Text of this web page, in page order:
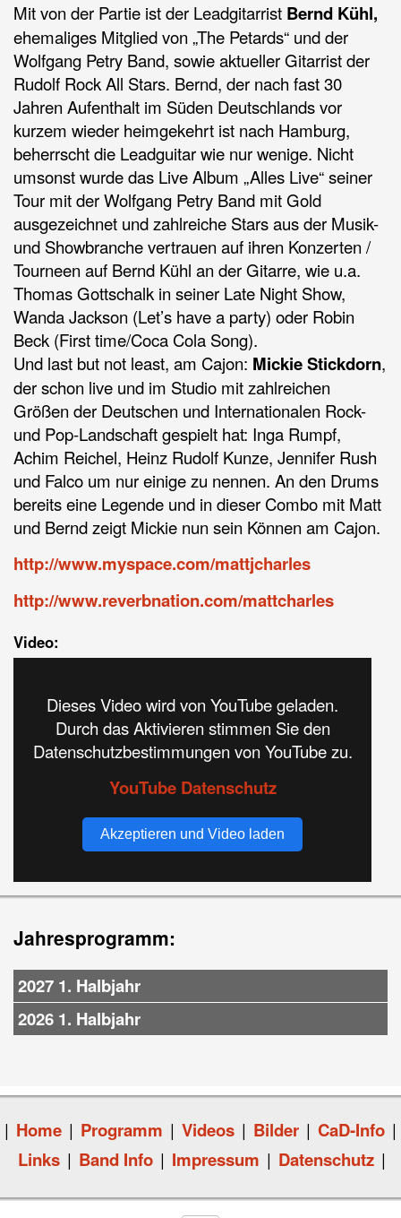
Mit von der Partie ist der Leadgitarrist Bernd Kühl,
ehemaliges Mitglied von „The Petards“ und der
Wolfgang Petry Band, sowie aktueller Gitarrist der
Rudolf Rock All Stars. Bernd, der nach fast 30
Jahren Aufenthalt im Süden Deutschlands vor
kurzem wieder heimgekehrt ist nach Hamburg,
beherrscht die Leadguitar wie nur wenige. Nicht
umsonst wurde das Live Album „Alles Live“ seiner
Tour mit der Wolfgang Petry Band mit Gold
ausgezeichnet und zahlreiche Stars aus der Musik-
und Showbranche vertrauen auf ihren Konzerten /
Tourneen auf Bernd Kühl an der Gitarre, wie u.a.
Thomas Gottschalk in seiner Late Night Show,
Wanda Jackson (Let’s have a party) oder Robin
Beck (First time/Coca Cola Song).
Und last but not least, am Cajon: Mickie Stickdorn,
der schon live und im Studio mit zahlreichen
Größen der Deutschen und Internationalen Rock-
und Pop-Landschaft gespielt hat: Inga Rumpf,
Achim Reichel, Heinz Rudolf Kunze, Jennifer Rush
und Falco um nur einige zu nennen. An den Drums
bereits eine Legende und in dieser Combo mit Matt
und Bernd zeigt Mickie nun sein Können am Cajon.
http://www.myspace.com/mattjcharles
http://www.reverbnation.com/mattcharles
Video:
Dieses Video wird von YouTube geladen.
Durch das Aktivieren stimmen Sie den
Datenschutzbestimmungen von YouTube zu.
YouTube Datenschutz
Akzeptieren und Video laden
Jahresprogramm:
2027 1. Halbjahr
2026 1. Halbjahr
| Home | Programm | Videos | Bilder | CaD-Info |
Links | Band Info | Impressum | Datenschutz |